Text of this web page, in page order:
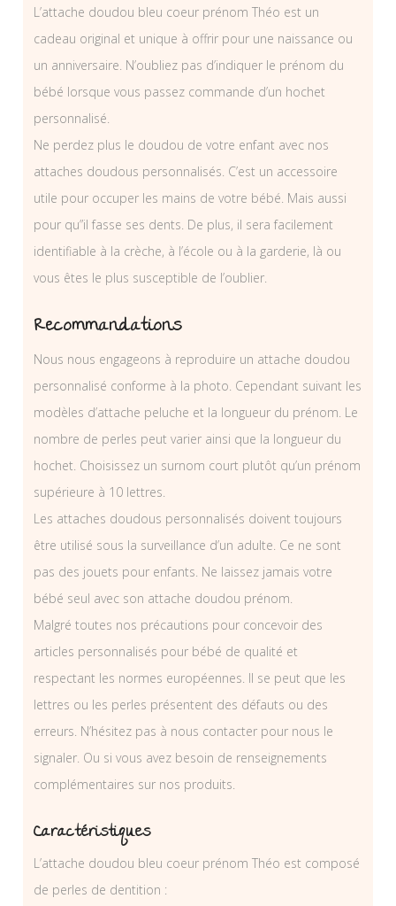
L’attache doudou bleu coeur prénom Théo est un
cadeau original et unique à offrir pour une naissance ou
un anniversaire. N’oubliez pas d’indiquer le prénom du
bébé lorsque vous passez commande d’un hochet
personnalisé.
Ne perdez plus le doudou de votre enfant avec nos
attaches doudous personnalisés. C’est un accessoire
utile pour occuper les mains de votre bébé. Mais aussi
pour qu”il fasse ses dents. De plus, il sera facilement
identifiable à la crèche, à l’école ou à la garderie, là ou
vous êtes le plus susceptible de l’oublier.
Recommandations
Nous nous engageons à reproduire un attache doudou
personnalisé conforme à la photo. Cependant suivant les
modèles d’attache peluche et la longueur du prénom. Le
nombre de perles peut varier ainsi que la longueur du
hochet. Choisissez un surnom court plutôt qu’un prénom
supérieure à 10 lettres.
Les attaches doudous personnalisés doivent toujours
être utilisé sous la surveillance d’un adulte. Ce ne sont
pas des jouets pour enfants. Ne laissez jamais votre
bébé seul avec son attache doudou prénom.
Malgré toutes nos précautions pour concevoir des
articles personnalisés pour bébé de qualité et
respectant les normes européennes. Il se peut que les
lettres ou les perles présentent des défauts ou des
erreurs. N’hésitez pas à nous contacter pour nous le
signaler. Ou si vous avez besoin de renseignements
complémentaires sur nos produits.
Caractéristiques
L’attache doudou bleu coeur prénom Théo est composé
de perles de dentition :